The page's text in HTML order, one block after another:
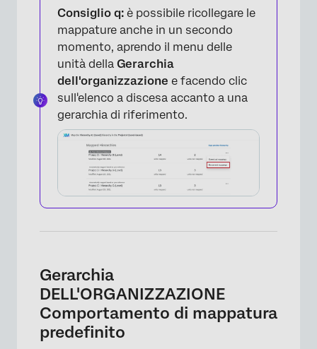
Consiglio q: è possibile ricollegare le
mappature anche in un secondo
momento, aprendo il menu delle
unità della Gerarchia
dell'organizzazione e facendo clic
sull'elenco a discesa accanto a una
gerarchia di riferimento.
Gerarchia
DELL'ORGANIZZAZIONE
Comportamento di mappatura
predefinito